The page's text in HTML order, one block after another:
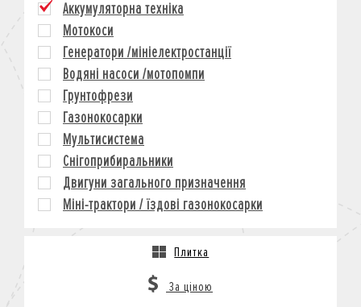
МОТОЦИКЛИ
КРЕДИТ
СТРАХУВАННЯ
КОРПОРАТИВНИМ КЛІЄНТАМ
Аккумуляторна техніка
Мотокоси
Генератори /мініелектростанції
Водяні насоси /мотопомпи
Грунтофрези
Газонокосарки
Мультисистема
Снігоприбиральники
Двигуни загального призначення
Міні-трактори / їздові газонокосарки
Плитка
За ціною